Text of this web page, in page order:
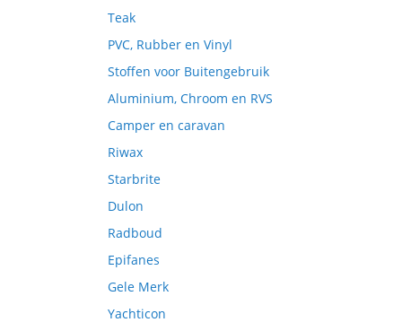
Teak
PVC, Rubber en Vinyl
Stoffen voor Buitengebruik
Aluminium, Chroom en RVS
Camper en caravan
Riwax
Starbrite
Dulon
Radboud
Epifanes
Gele Merk
Yachticon